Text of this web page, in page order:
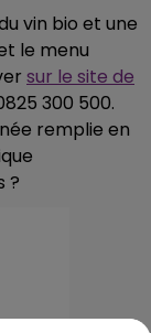
vin bio et une
le menu
sur le site de
300 500.
remplie en
?